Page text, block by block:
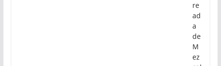
re
ad
a
de
M
ez